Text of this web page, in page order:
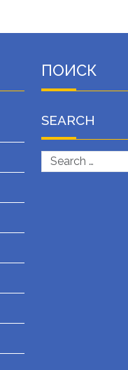
ПОИСК
SEARCH